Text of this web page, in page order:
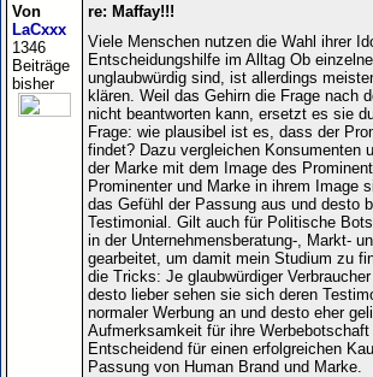
Von
LaCxxx
1346
Beiträge
bisher
re: Maffay!!!
Viele Menschen nutzen die Wahl ihrer
Entscheidungshilfe im Alltag Ob
unglaubwürdig sind, ist allerdings
klären. Weil das Gehirn die Frage nach
nicht beantworten kann, ersetzt es sie
Frage: wie plausibel ist es, dass der
findet? Dazu vergleichen Konsumenten
der Marke mit dem Image des
Prominenter und Marke in ihrem Image
das Gefühl der Passung aus und desto
Testimonial. Gilt auch für Politische
in der Unternehmensberatung-, Markt-
gearbeitet, um damit mein Studium zu
die Tricks: Je glaubwürdiger
desto lieber sehen sie sich deren
normaler Werbung an und desto eher
Aufmerksamkeit für ihre Werbebotschaft
Entscheidend für einen erfolgreichen
Passung von Human Brand und Marke.